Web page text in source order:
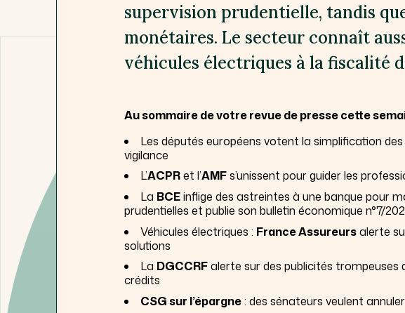
supervision prudentielle, tandis
monétaires. Le secteur connaît
véhicules électriques à la fiscalité
Au sommaire de votre revue de presse cette
Les députés européens votent la simplification
vigilance
L’ACPRet l’AMFs’unissent pour guider les
La BCEinflige des astreintes à une banque pour
prudentielles et publie son bulletin économique n°7/
Véhicules électriques : France Assureursalerte
solutions
La DGCCRFalerte sur des publicités trompeuses
crédits
CSG sur l’épargne: des sénateurs veulent